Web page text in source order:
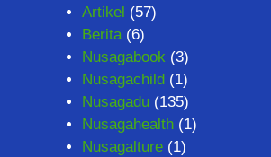
Artikel (57)
Berita(6)
Nusagabook (3)
Nusagachild (1)
Nusagadu (135)
Nusagahealth (1)
Nusagalture (1)